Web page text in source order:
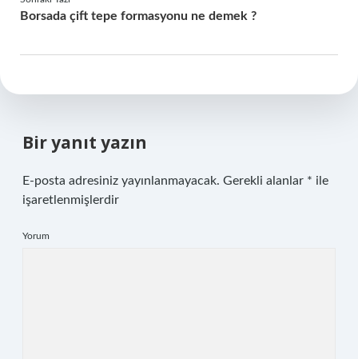
Borsada çift tepe formasyonu ne demek ?
Bir yanıt yazın
E-posta adresiniz yayınlanmayacak. Gerekli alanlar * ile
işaretlenmişlerdir
Yorum